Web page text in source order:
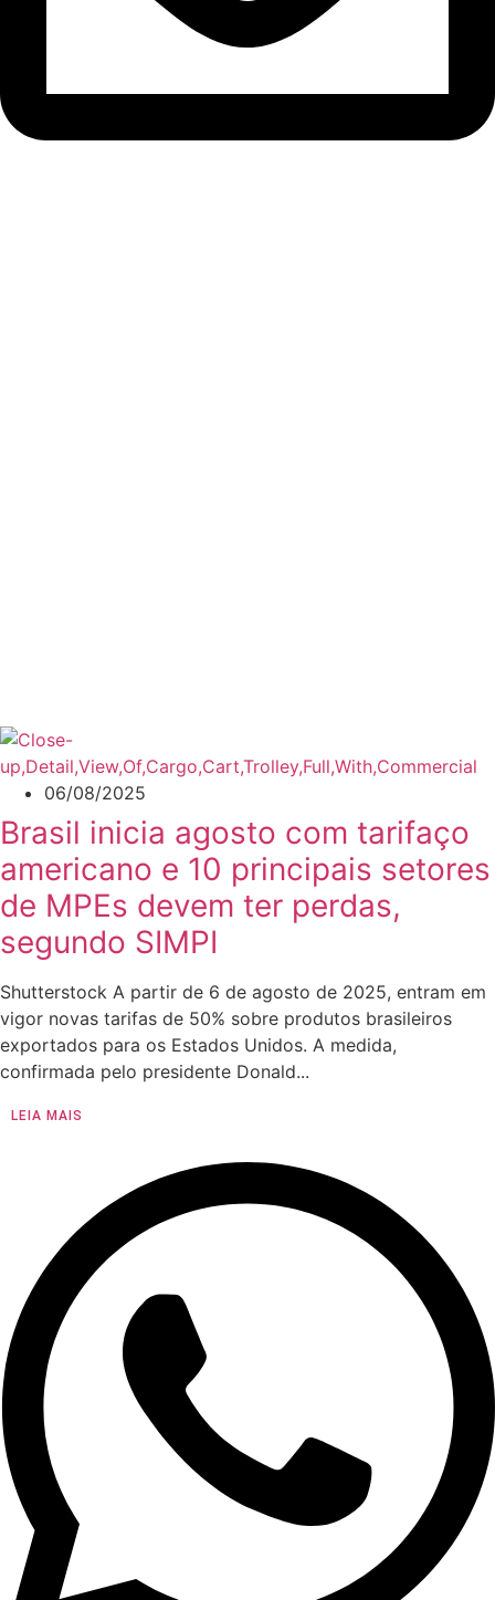
06/08/2025
Brasil inicia agosto com tarifaço
americano e 10 principais setores
de MPEs devem ter perdas,
segundo SIMPI
Shutterstock A partir de 6 de agosto de 2025, entram em
vigor novas tarifas de 50% sobre produtos brasileiros
exportados para os Estados Unidos. A medida,
confirmada pelo presidente Donald...
LEIA MAIS